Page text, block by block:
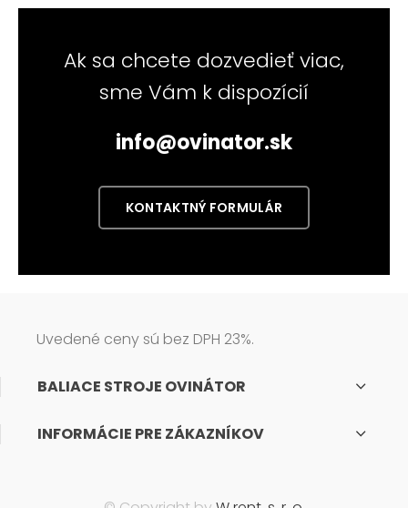
Ak sa chcete dozvedieť viac,
sme Vám k dispozícií
info@ovinator.sk
KONTAKTNÝ FORMULÁR
Uvedené ceny sú bez DPH 23%.
BALIACE STROJE OVINÁTOR
INFORMÁCIE PRE ZÁKAZNÍKOV